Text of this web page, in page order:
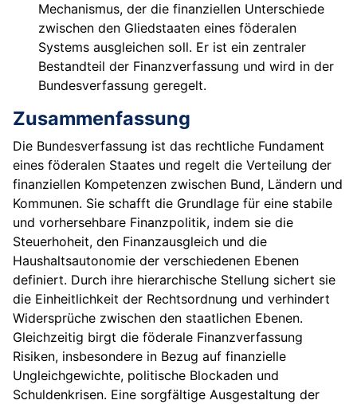
Mechanismus, der die finanziellen Unterschiede
zwischen den Gliedstaaten eines föderalen
Systems ausgleichen soll. Er ist ein zentraler
Bestandteil der Finanzverfassung und wird in der
Bundesverfassung geregelt.
Zusammenfassung
Die Bundesverfassung ist das rechtliche Fundament
eines föderalen Staates und regelt die Verteilung der
finanziellen Kompetenzen zwischen Bund, Ländern und
Kommunen. Sie schafft die Grundlage für eine stabile
und vorhersehbare Finanzpolitik, indem sie die
Steuerhoheit, den Finanzausgleich und die
Haushaltsautonomie der verschiedenen Ebenen
definiert. Durch ihre hierarchische Stellung sichert sie
die Einheitlichkeit der Rechtsordnung und verhindert
Widersprüche zwischen den staatlichen Ebenen.
Gleichzeitig birgt die föderale Finanzverfassung
Risiken, insbesondere in Bezug auf finanzielle
Ungleichgewichte, politische Blockaden und
Schuldenkrisen. Eine sorgfältige Ausgestaltung der